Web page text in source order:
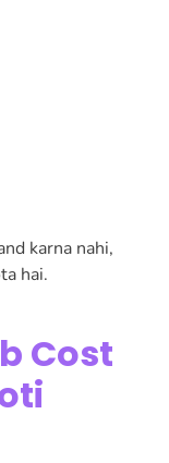
karna nahi,
hai.
Cost